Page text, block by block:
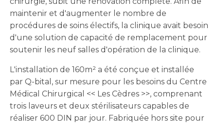
maintenir et d'augmenter le nombre de
procédures de soins électifs, la clinique avait besoin
d'une solution de capacité de remplacement pour
soutenir les neuf salles d'opération de la clinique.
L'installation de 160m² a été conçue et installée
par Q-bital, sur mesure pour les besoins du Centre
Médical Chirurgical << Les Cèdres >>, comprenant
trois laveurs et deux stérilisateurs capables de
réaliser 600 DIN par jour. Fabriquée hors site pour